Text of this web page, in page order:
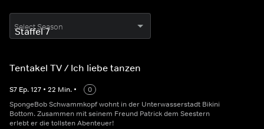
Select Season
Tentakel TV / Ich liebe tanzen
S7 Ep.127 • 22 Min. •
0
SpongeBob Schwammkopf wohnt in der Unterwasserstadt Bikini
Bottom. Zusammen mit seinem Freund Patrick dem Seestern
erlebt er die tollsten Abenteuer!